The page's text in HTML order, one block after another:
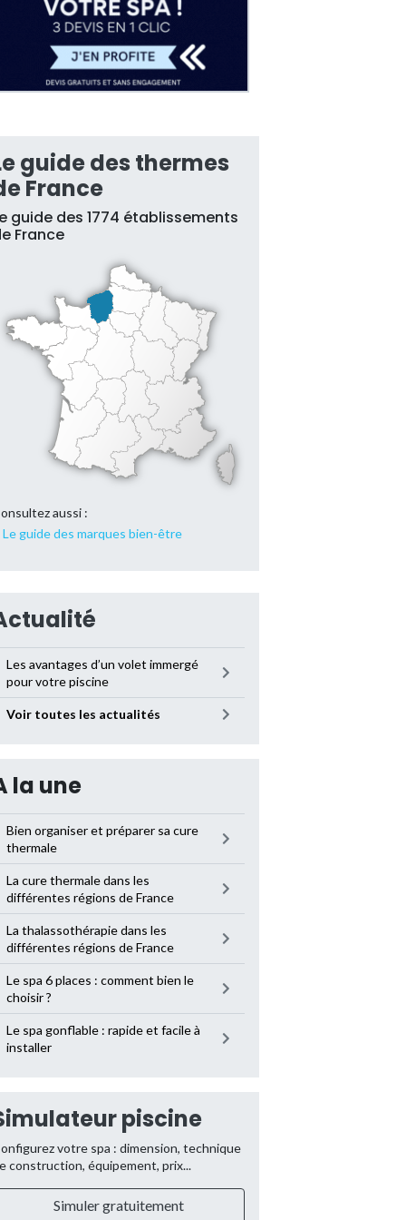
guide des thermes
France
guide des 1774 établissements
France
aussi :
Le guide des marques bien-être
Les avantages d’un volet immergé
pour votre piscine
Voir toutes les actualités
la une
Bien organiser et préparer sa cure
thermale
La cure thermale dans les
différentes régions de France
La thalassothérapie dans les
différentes régions de France
Le spa 6 places : comment bien le
choisir ?
Le spa gonflable : rapide et facile à
installer
piscine
votre spa : dimension, technique
construction, équipement, prix...
Simuler gratuitement